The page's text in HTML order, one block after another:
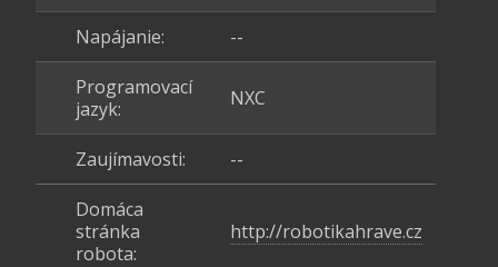
Napájanie: --
Programovací
jazyk:
NXC
Zaujímavosti: --
Domáca
stránka
robota:
http://robotikahrave.cz